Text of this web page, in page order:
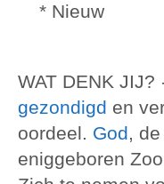
* Nieuw
WAT DENK JIJ?
gezondigd en
oordeel. God,
eniggeboren